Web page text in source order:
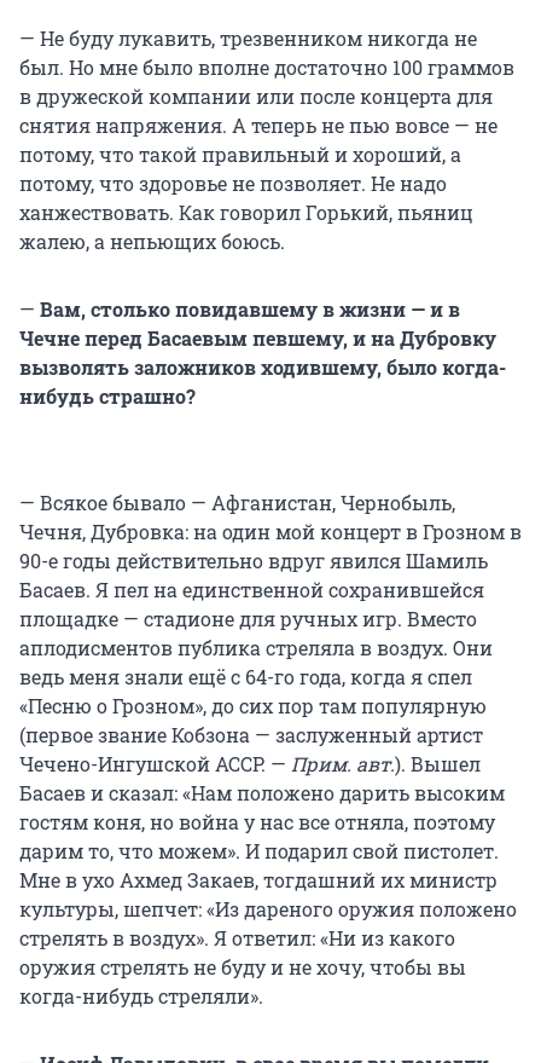
— Не буду лукавить, трезвенником никогда не
был. Но мне было вполне достаточно 100 граммов
в дружеской компании или после концерта для
снятия напряжения. А теперь не пью вовсе — не
потому, что такой правильный и хороший, а
потому, что здоровье не позволяет. Не надо
ханжествовать. Как говорил Горький, пьяниц
жалею, а непьющих боюсь.
— Вам, столько повидавшему в жизни — и в
Чечне перед Басаевым певшему, и на Дубровку
вызволять заложников ходившему, было когда-
нибудь страшно?
— Всякое бывало — Афганистан, Чернобыль,
Чечня, Дубровка: на один мой концерт в Грозном в
90-е годы действительно вдруг явился Шамиль
Басаев. Я пел на единственной сохранившейся
площадке — стадионе для ручных игр. Вместо
аплодисментов публика стреляла в воздух. Они
ведь меня знали ещё с 64-го года, когда я спел
«Песню о Грозном», до сих пор там популярную
(первое звание Кобзона — заслуженный артист
Чечено-Ингушской АССР. — Прим. авт.). Вышел
Басаев и сказал: «Нам положено дарить высоким
гостям коня, но война у нас все отняла, поэтому
дарим то, что можем». И подарил свой пистолет.
Мне в ухо Ахмед Закаев, тогдашний их министр
культуры, шепчет: «Из дареного оружия положено
стрелять в воздух». Я ответил: «Ни из какого
оружия стрелять не буду и не хочу, чтобы вы
когда-нибудь стреляли».